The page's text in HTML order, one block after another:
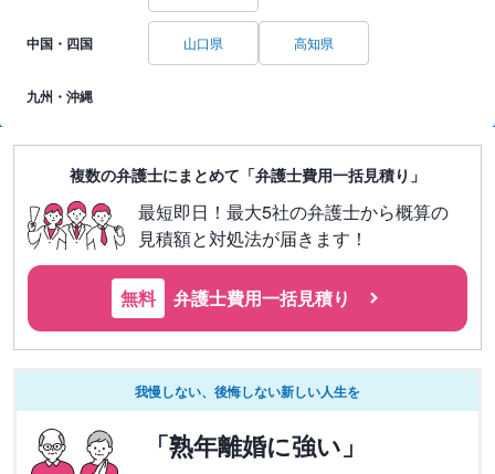
中国・四国 山口県 高知県
九州・沖縄
複数の弁護士にまとめて「弁護士費用一括見積り」
最短即日！最大5社の弁護士から概算の
見積額と対処法が届きます！
無料 弁護士費用一括見積り
我慢しない、後悔しない新しい人生を
「熟年離婚に強い」